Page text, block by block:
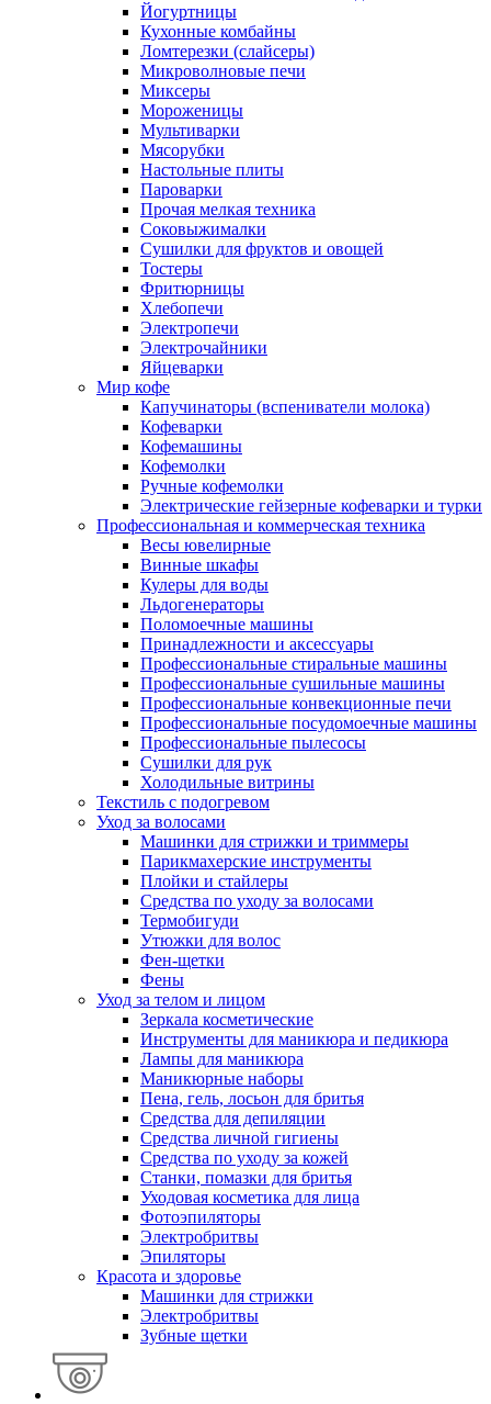
Йогуртницы
Кухонные комбайны
Ломтерезки (слайсеры)
Микроволновые печи
Миксеры
Мороженицы
Мультиварки
Мясорубки
Настольные плиты
Пароварки
Прочая мелкая техника
Соковыжималки
Сушилки для фруктов и овощей
Тостеры
Фритюрницы
Хлебопечи
Электропечи
Электрочайники
Яйцеварки
Мир кофе
Капучинаторы (вспениватели молока)
Кофеварки
Кофемашины
Кофемолки
Ручные кофемолки
Электрические гейзерные кофеварки и турки
Профессиональная и коммерческая техника
Весы ювелирные
Винные шкафы
Кулеры для воды
Льдогенераторы
Поломоечные машины
Принадлежности и аксессуары
Профессиональные стиральные машины
Профессиональные сушильные машины
Профессиональные конвекционные печи
Профессиональные посудомоечные машины
Профессиональные пылесосы
Сушилки для рук
Холодильные витрины
Текстиль с подогревом
Уход за волосами
Машинки для стрижки и триммеры
Парикмахерские инструменты
Плойки и стайлеры
Средства по уходу за волосами
Термобигуди
Утюжки для волос
Фен-щетки
Фены
Уход за телом и лицом
Зеркала косметические
Инструменты для маникюра и педикюра
Лампы для маникюра
Маникюрные наборы
Пена, гель, лосьон для бритья
Средства для депиляции
Средства личной гигиены
Средства по уходу за кожей
Станки, помазки для бритья
Уходовая косметика для лица
Фотоэпиляторы
Электробритвы
Эпиляторы
Красота и здоровье
Машинки для стрижки
Электробритвы
Зубные щетки